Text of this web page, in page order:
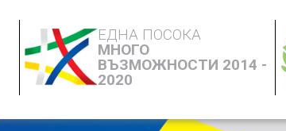
ЕДНА ПОСОКА
МНОГО
ВЪЗМОЖНОСТИ 2014 -
2020